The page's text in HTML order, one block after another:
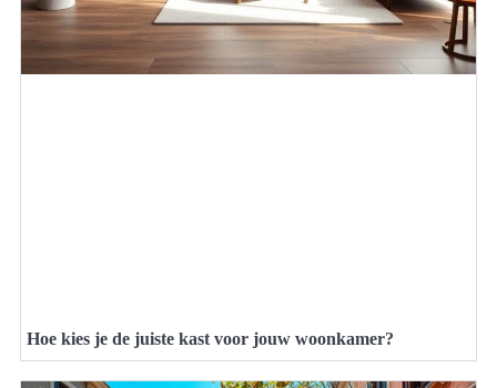
Hoe kies je de juiste kast voor jouw woonkamer?